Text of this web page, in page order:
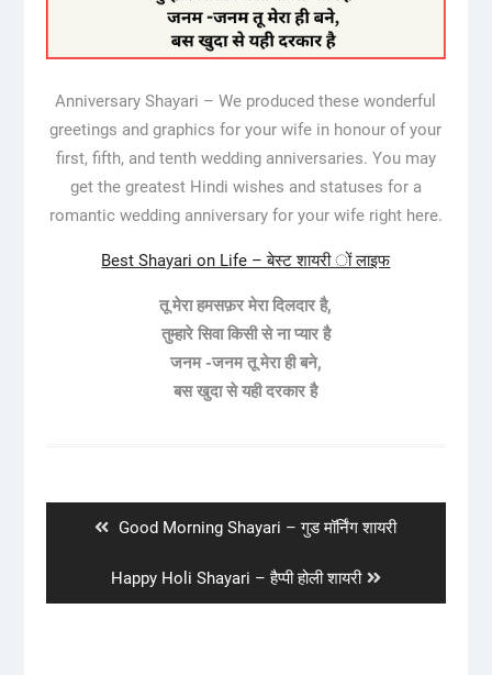
Anniversary Shayari – We produced these wonderful
greetings and graphics for your wife in honour of your
first, fifth, and tenth wedding anniversaries. You may
get the greatest Hindi wishes and statuses for a
romantic wedding anniversary for your wife right here.
Best Shayari on Life – बेस्ट शायरी ों लाइफ
तू मेरा हमसफ़र मेरा दिलदार है,
तुम्हारे सिवा किसी से ना प्यार है
जनम -जनम तू मेरा ही बने,
बस खुदा से यही दरकार है
Previous
Good Morning Shayari – गुड मॉर्निंग शायरी
Next
post:
Happy Holi Shayari – हैप्पी होली शायरी